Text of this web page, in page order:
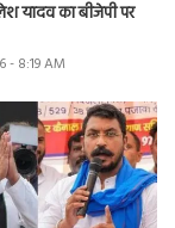
यादव का बीजेपी पर
- 8:19 AM